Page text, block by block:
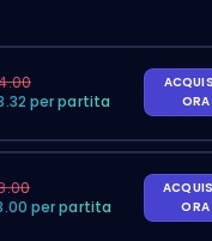
per partita
ORA
per partita
ORA